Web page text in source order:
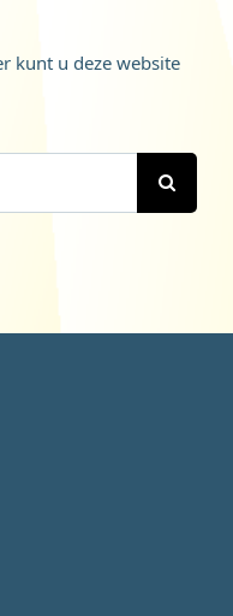
kunt u deze website